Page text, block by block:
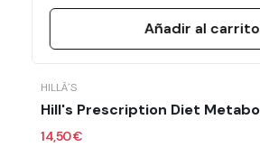
Añadir al carrito
HILLÂ´S
Hill's Prescription Diet
14,50 €